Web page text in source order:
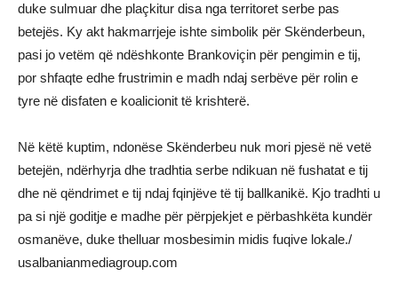
duke sulmuar dhe plaçkitur disa nga territoret serbe pas
betejës. Ky akt hakmarrjeje ishte simbolik për Skënderbeun,
pasi jo vetëm që ndëshkonte Brankoviçin për pengimin e tij,
por shfaqte edhe frustrimin e madh ndaj serbëve për rolin e
tyre në disfaten e koalicionit të krishterë.
Në këtë kuptim, ndonëse Skënderbeu nuk mori pjesë në vetë
betejën, ndërhyrja dhe tradhtia serbe ndikuan në fushatat e tij
dhe në qëndrimet e tij ndaj fqinjëve të tij ballkanikë. Kjo tradhti u
pa si një goditje e madhe për përpjekjet e përbashkëta kundër
osmanëve, duke thelluar mosbesimin midis fuqive lokale./
usalbanianmediagroup.com